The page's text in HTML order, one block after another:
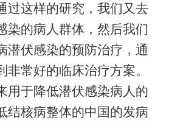
过这样的研究，我们又去
染的病人群体，然后我们
潜伏感染的预防治疗，通
非常好的临床治疗方案。
用于降低潜伏感染病人的
结核病整体的中国的发病